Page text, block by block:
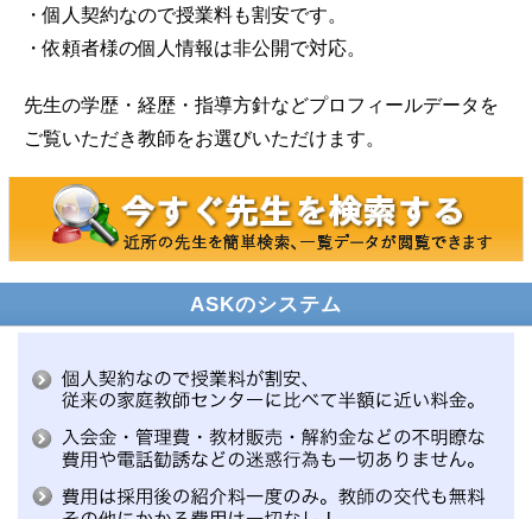
・個人契約なので授業料も割安です。
・依頼者様の個人情報は非公開で対応。
先生の学歴・経歴・指導方針などプロフィールデータを
ご覧いただき教師をお選びいただけます。
ASKのシステム